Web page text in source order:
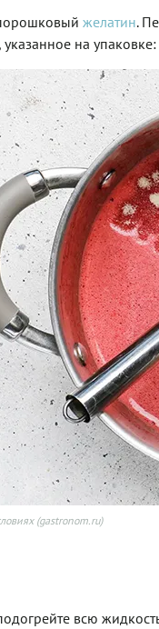
желатин.
на
(gastronom.ru)
всю